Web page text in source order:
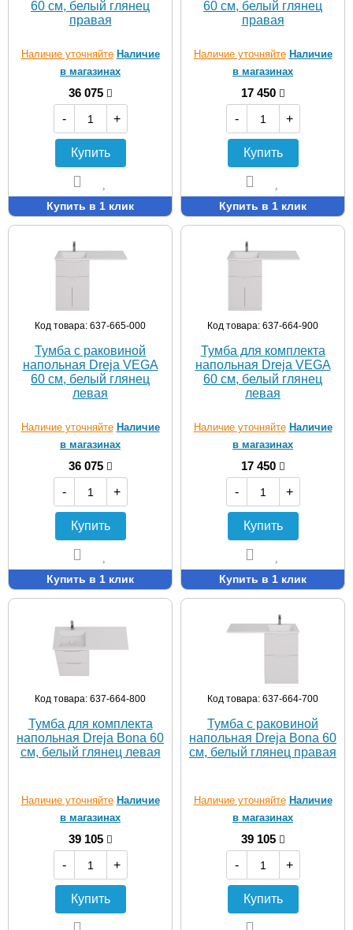
60 см, белый глянец
правая
Наличие уточняйте Наличие
в магазинах
36 075
-
+
Купить
Купить в 1 клик
60 см, белый глянец
правая
Наличие уточняйте Наличие
в магазинах
17 450
-
+
Купить
Купить в 1 клик
Код товара: 637-665-000
Тумба с раковиной
напольная Dreja VEGA
60 см, белый глянец
левая
Наличие уточняйте Наличие
в магазинах
36 075
-
+
Купить
Купить в 1 клик
Код товара: 637-664-900
Тумба для комплекта
напольная Dreja VEGA
60 см, белый глянец
левая
Наличие уточняйте Наличие
в магазинах
17 450
-
+
Купить
Купить в 1 клик
Код товара: 637-664-800
Тумба для комплекта
напольная Dreja Bona 60
см, белый глянец левая
Наличие уточняйте Наличие
в магазинах
39 105
-
+
Купить
Код товара: 637-664-700
Тумба с раковиной
напольная Dreja Bona 60
см, белый глянец правая
Наличие уточняйте Наличие
в магазинах
39 105
-
+
Купить